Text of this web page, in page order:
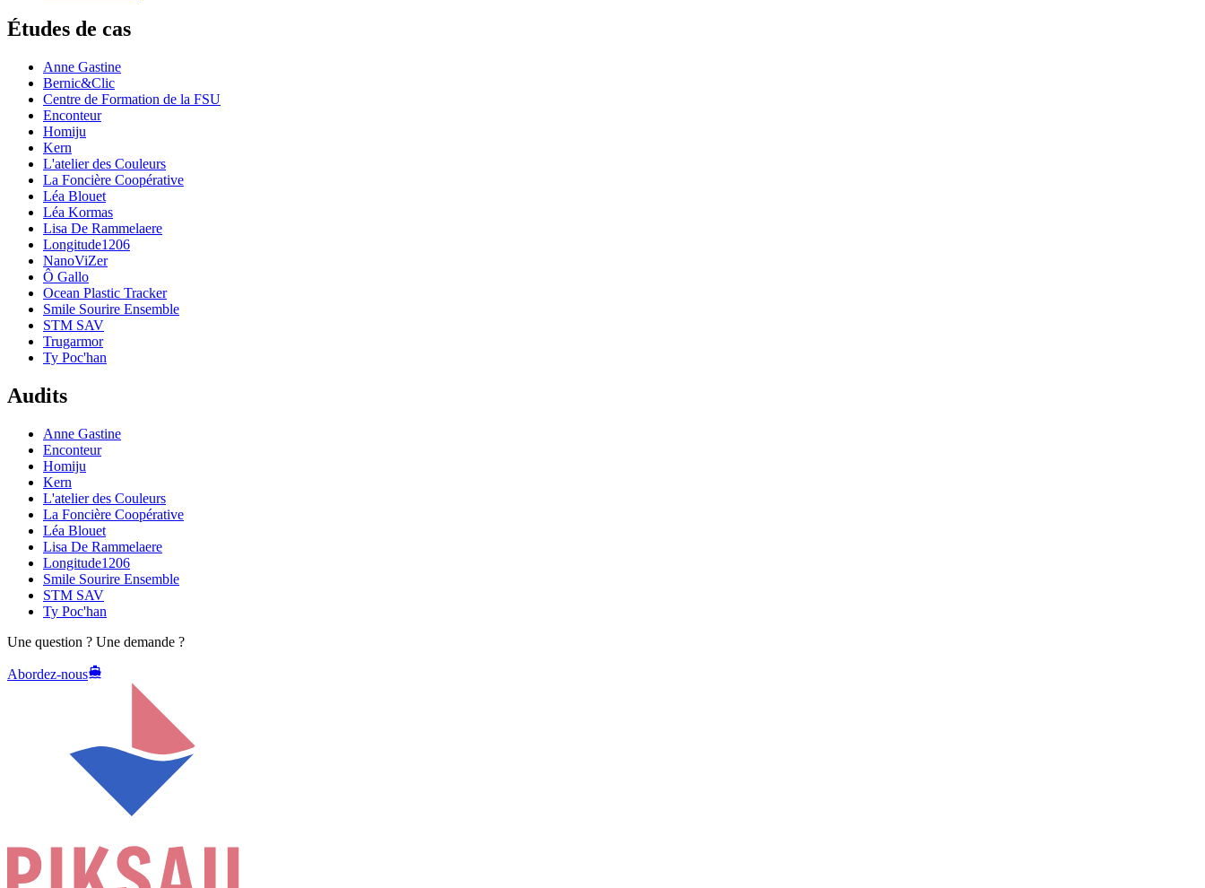
Études de cas
Anne Gastine
Bernic&Clic
Centre de Formation de la FSU
Enconteur
Homiju
Kern
L'atelier des Couleurs
La Foncière Coopérative
Léa Blouet
Léa Kormas
Lisa De Rammelaere
Longitude1206
NanoViZer
Ô Gallo
Ocean Plastic Tracker
Smile Sourire Ensemble
STM SAV
Trugarmor
Ty Poc'han
Audits
Anne Gastine
Enconteur
Homiju
Kern
L'atelier des Couleurs
La Foncière Coopérative
Léa Blouet
Lisa De Rammelaere
Longitude1206
Smile Sourire Ensemble
STM SAV
Ty Poc'han
Une question ? Une demande ?
Abordez-nous